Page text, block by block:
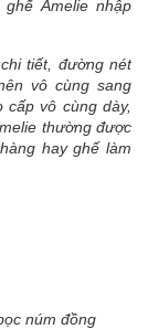
Amelie nhập
tiết, đường nét
vô cùng sang
vô cùng dày,
thường được
hay ghế làm
núm đồng